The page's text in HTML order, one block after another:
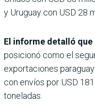
y Uruguay con USD 28
El informe detalló
posicionó como el
exportaciones
con envíos por USD
toneladas.